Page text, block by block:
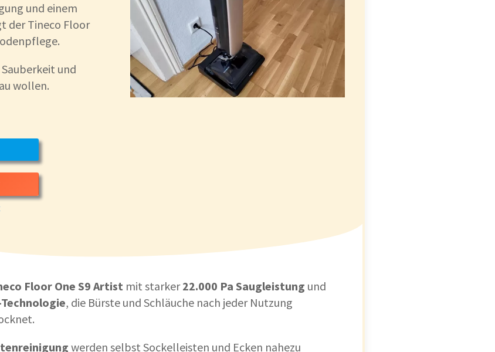
und einem
der Tineco Floor
und
wollen.
Floor One S9 Artist mit starker22.000 Pa Saugleistung und
, die Bürste und Schläuche nach jeder Nutzung
werden selbst Sockelleisten und Ecken nahezu